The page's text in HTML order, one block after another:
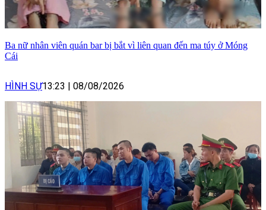
Ba nữ nhân viên quán bar bị bắt vì liên quan đến ma túy ở Móng
Cái
HÌNH SỰ13:23 08/08/2026